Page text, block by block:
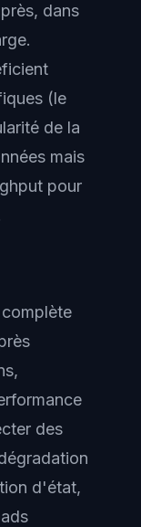
dans
(le
de la
mais
pour
complète
des
d'état,